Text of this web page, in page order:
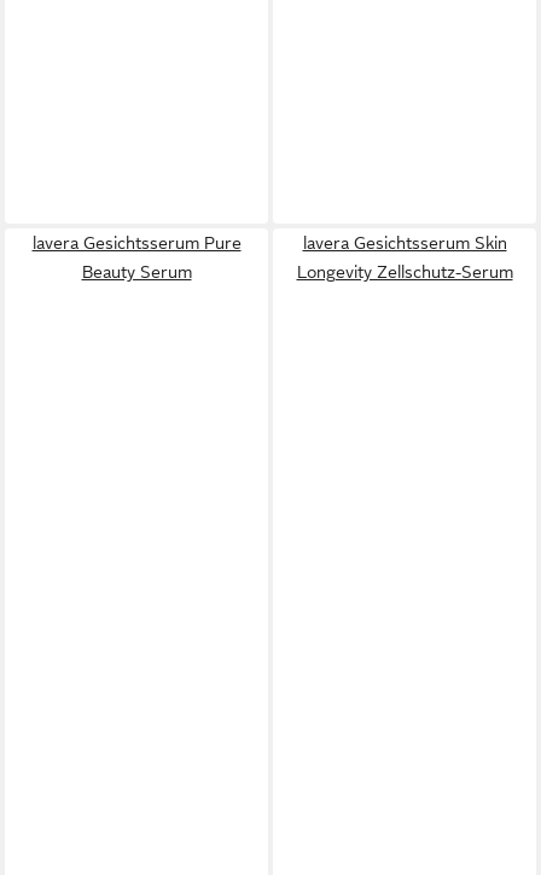
lavera Gesichtsserum Pure
Beauty Serum
lavera Gesichtsserum Skin
Longevity Zellschutz-Serum